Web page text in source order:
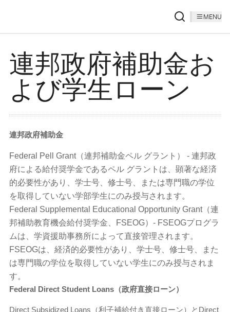
MENU
連邦政府補助金お
よび学生ローン
連邦政府補助金
Federal Pell Grant（連邦補助金ペル グラント） - 連邦政
府による給付奨学金であるペル グラントは、顕著な経済
的必要性があり、学士号、修士号、または専門職の学位
を取得していない学部学生にのみ授与されます。
Federal Supplemental Educational Opportunity Grant（連
邦補助教育機会給付奨学金、FSEOG）- FSEOGプログラ
ムは、学資援助事務所によって直接管理されます。
FSEOGは、経済的必要性があり、学士号、修士号、また
は専門職の学位を取得していない学生にのみ授与されま
す。
Federal Direct Student Loans（政府直接ローン）
Direct Subsidized Loans（利子補給付き直接ローン）とDirect